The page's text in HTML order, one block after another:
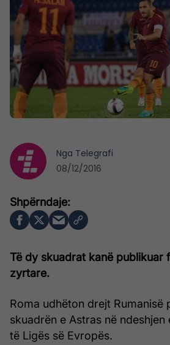
Të dy skuadrat kanë publikuar
zyrtare.
Roma udhëton drejt Rumanisë
skuadrën e Astras në
të Ligës së Evropës.
Nga Telegrafi
08/12/2016